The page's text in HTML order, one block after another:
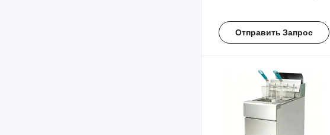
Отправить Запрос